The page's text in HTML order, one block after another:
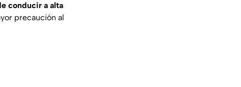
conducir a alta
precaución al